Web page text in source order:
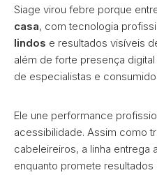
Siage virou febre porque
casa, com tecnologia
lindos e resultados visíveis
além de forte presença
de especialistas e
Ele une performance
acessibilidade. Assim como
cabeleireiros, a linha entrega
enquanto promete